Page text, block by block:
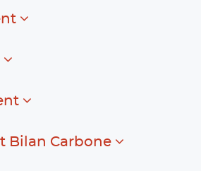
Bilan Carbone